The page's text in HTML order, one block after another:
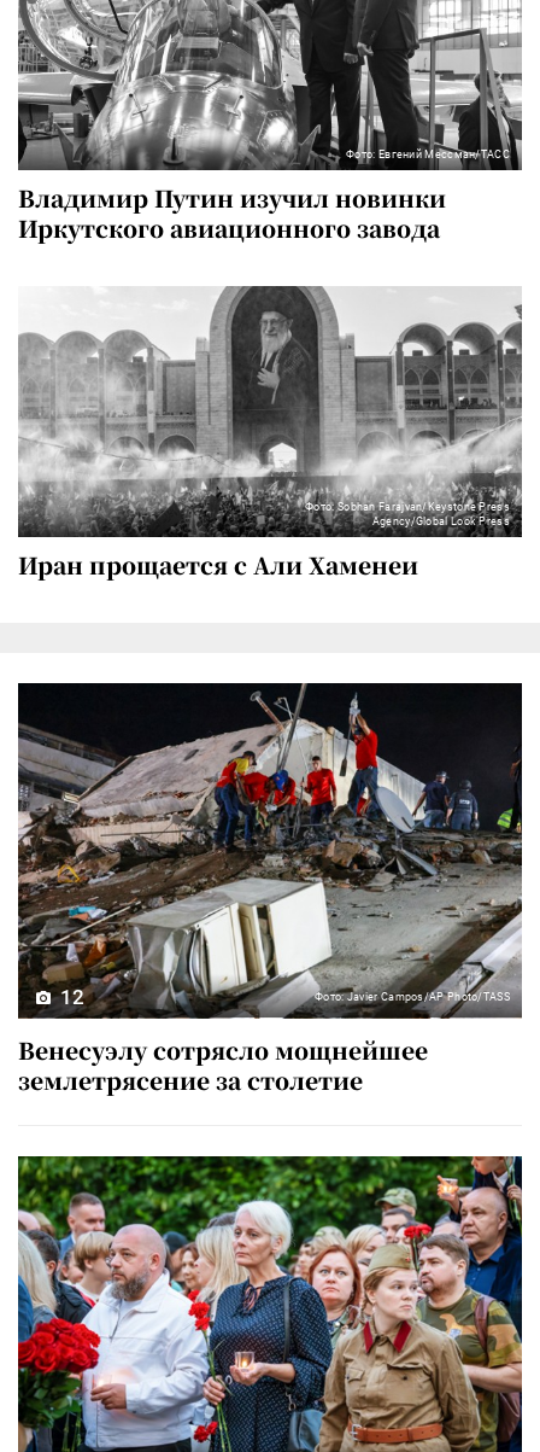
Фото: Евгений Мессман/ТАСС
Владимир Путин изучил новинки
Иркутского авиационного завода
Фото: Sobhan Farajvan/Keystone Press
Agency/Global Look Press
Иран прощается с Али Хаменеи
12 Фото: Javier Campos/AP Photo/TASS
Венесуэлу сотрясло мощнейшее
землетрясение за столетие